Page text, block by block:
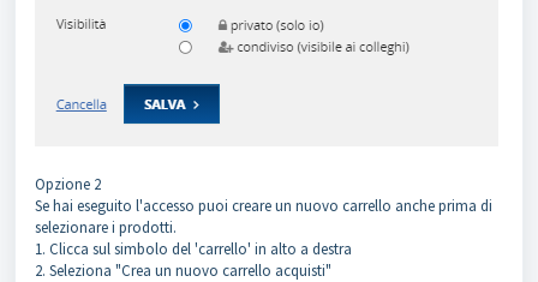
Opzione 2
Se hai eseguito l'accesso puoi creare un nuovo carrello anche prima di
selezionare i prodotti.
1. Clicca sul simbolo del 'carrello' in alto a destra
2. Seleziona "Crea un nuovo carrello acquisti"